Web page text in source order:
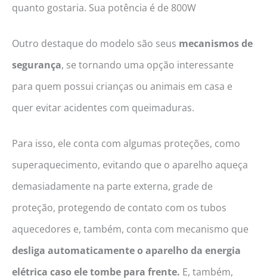
quanto gostaria. Sua potência é de 800W
Outro destaque do modelo são seus mecanismos de
segurança, se tornando uma opção interessante
para quem possui crianças ou animais em casa e
quer evitar acidentes com queimaduras.
Para isso, ele conta com algumas proteções, como
superaquecimento, evitando que o aparelho aqueça
demasiadamente na parte externa, grade de
proteção, protegendo de contato com os tubos
aquecedores e, também, conta com mecanismo que
desliga automaticamente o aparelho da energia
elétrica caso ele tombe para frente. E, também,